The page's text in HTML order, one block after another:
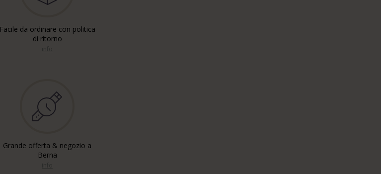
Facile da ordinare con politica
di ritorno
Grande offerta & negozio a
Berna